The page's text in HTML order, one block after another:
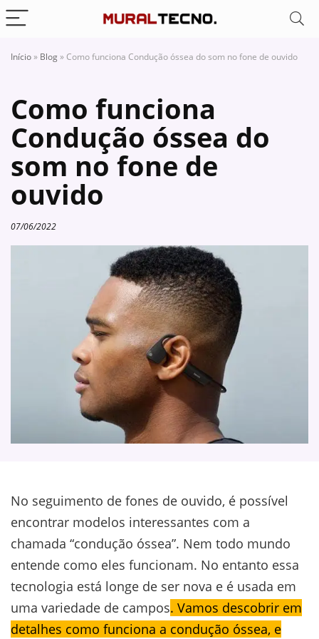
Início» Blog»Como funciona Condução óssea do som no fone de ouvido
Como funciona
Condução óssea do
som no fone de
ouvido
07/06/2022
No seguimento de fones de ouvido, é possível
encontrar modelos interessantes com a
chamada “condução óssea”. Nem todo mundo
entende como eles funcionam. No entanto essa
tecnologia está longe de ser nova e é usada em
uma variedade de campos. Vamos descobrir em
detalhes como funciona a condução óssea, e